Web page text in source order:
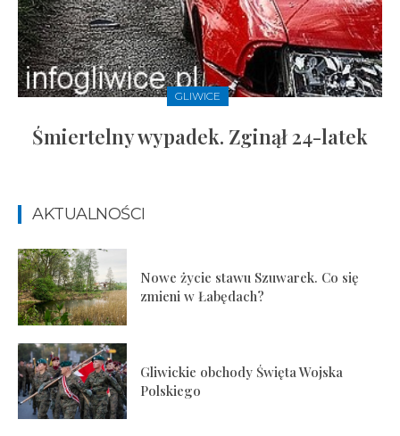
GLIWICE
Śmiertelny wypadek. Zginął 24-latek
AKTUALNOŚCI
Nowe życie stawu Szuwarek. Co się
zmieni w Łabędach?
Gliwickie obchody Święta Wojska
Polskiego